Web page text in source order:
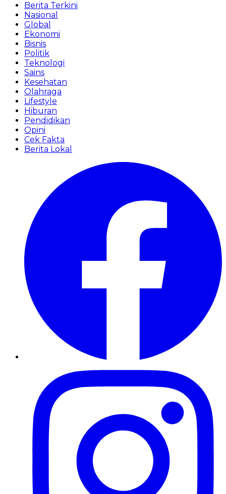
Berita Terkini
Nasional
Global
Ekonomi
Bisnis
Politik
Teknologi
Sains
Kesehatan
Olahraga
Lifestyle
Hiburan
Pendidikan
Opini
Cek Fakta
Berita Lokal